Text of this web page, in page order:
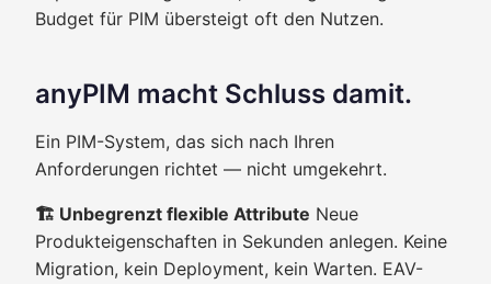
Budget für PIM übersteigt oft den Nutzen.
anyPIM macht Schluss damit.
Ein PIM-System, das sich nach Ihren
Anforderungen richtet — nicht umgekehrt.
🏗️ Unbegrenzt flexible Attribute Neue
Produkteigenschaften in Sekunden anlegen. Keine
Migration, kein Deployment, kein Warten. EAV-